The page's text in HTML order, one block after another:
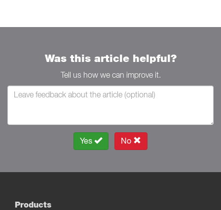
Was this article helpful?
Tell us how we can improve it.
Yes No
Products